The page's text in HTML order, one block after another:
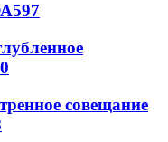
597
совещание